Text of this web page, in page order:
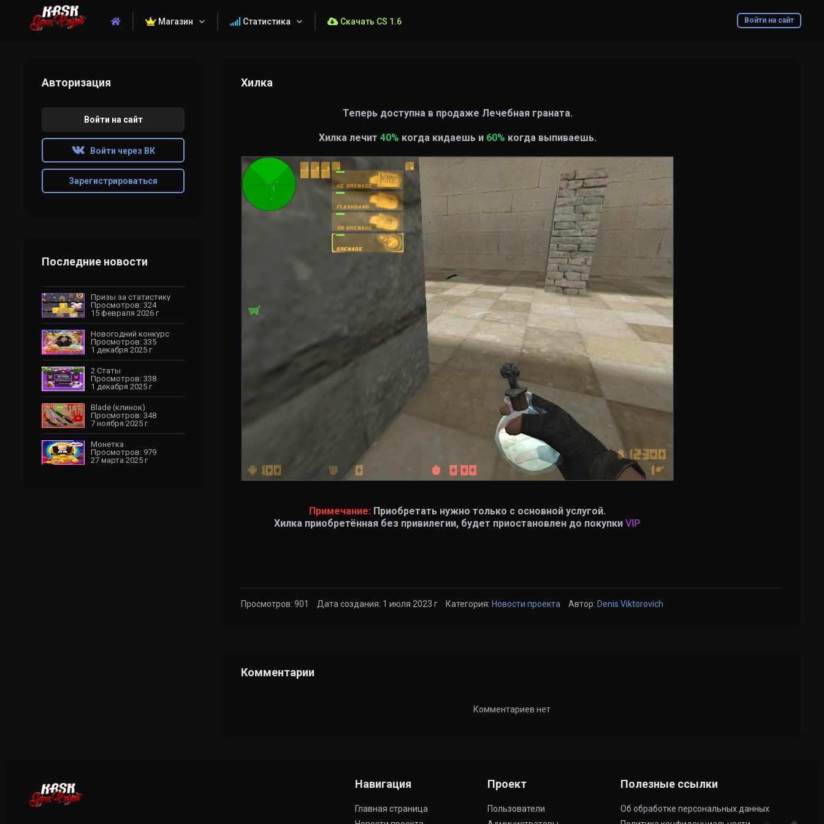
Магазин Статистика Скачать CS 1.6 Войти на сайт
Хилка
Теперь доступна в продаже Лечебная граната.
Хилка лечит 40% когда кидаешь и 60% когда выпиваешь.
Примечание: Приобретать нужно только с основной услугой.
Хилка приобретённая без привилегии, будет приостановлен до покупкиVIP
Просмотров: 901 Дата создания: 1 июля 2023 г Категория: Новости проекта Автор: Denis Viktorovich
Комментарии
Комментариев нет
Авторизация
Войти на сайт
Войти через ВК
Зарегистрироваться
Последние новости
Призы за статистику
Просмотров: 324
15 февраля 2026 г
Новогодний конкурс
Просмотров: 335
1 декабря 2025 г
2 Статы
Просмотров: 338
1 декабря 2025 г
Blade (клинок)
Просмотров: 348
7 ноября 2025 г
Монетка
Просмотров: 979
27 марта 2025 г
Навигация
Главная страница
Проект
Пользователи
Полезные ссылки
Об обработке персональных данных